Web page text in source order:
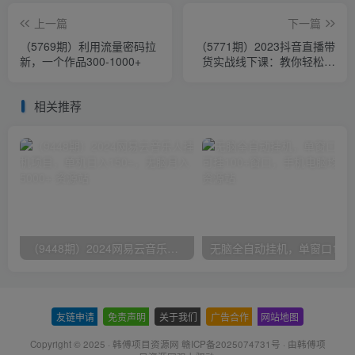
上一篇
（5769期）利用流量密码拉
新，一个作品300-1000+
下一篇
（5771期）2023抖音直播带
货实战线下课：教你轻松玩
相关推荐
（9448期）2024网易云音乐人挂机项目，单机日入150+，无脑月入5000+
友链申请 免责声明 关于我们 广告合作 网站地图
Copyright © 2025 · 韩傅项目资源网 赣ICP备2025074731号 · 由韩傅项